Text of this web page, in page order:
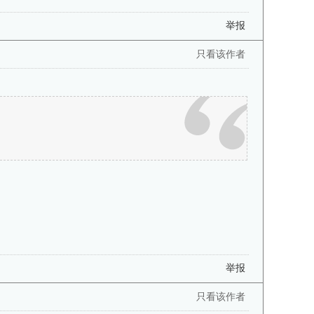
举报
只看该作者
举报
只看该作者